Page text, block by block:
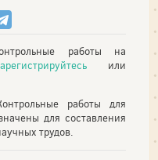
работы на
или
работы для
для составления
трудов.